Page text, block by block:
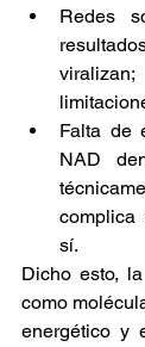
Redes
Falta de
NAD
complica
sí.
Dicho esto,
como
energético y